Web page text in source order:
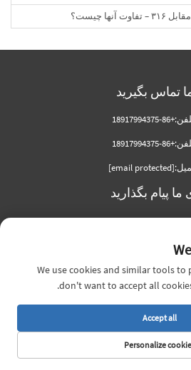
تماس بگیرید
+86-18917994375
+86-18917994375
[email protected]
ما پیام بگذارید
فرستادن حالا
We use cookies and similar tools to
don't want to accept all
Personalize
Accept all